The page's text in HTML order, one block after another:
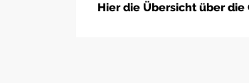
Hier die Übersicht über die